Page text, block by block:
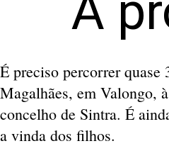
É preciso percorrer quase
Magalhães, em Valongo,
concelho de Sintra. É
a vinda dos filhos.